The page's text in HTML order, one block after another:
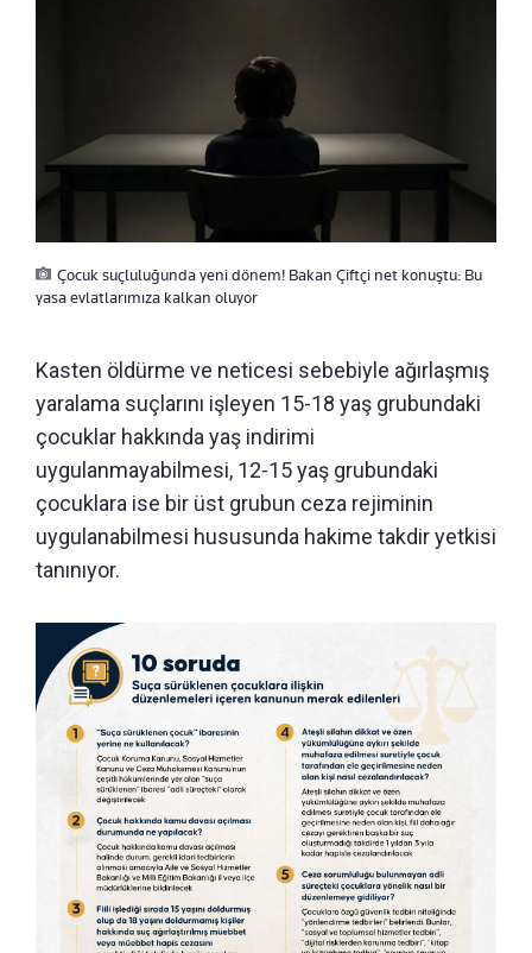
Çocuk suçluluğunda yeni dönem! Bakan Çiftçi net konuştu: Bu
yasa evlatlarımıza kalkan oluyor
Kasten öldürme ve neticesi sebebiyle ağırlaşmış
yaralama suçlarını işleyen 15-18 yaş grubundaki
çocuklar hakkında yaş indirimi
uygulanmayabilmesi, 12-15 yaş grubundaki
çocuklara ise bir üst grubun ceza rejiminin
uygulanabilmesi hususunda hakime takdir yetkisi
tanınıyor.